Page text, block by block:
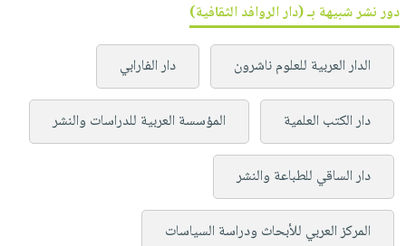
دور نشر شبيهة بـ (دار الروافد الثقافية)
الدار العربية للعلوم ناشرون دار الفارابي
دار الكتب العلمية المؤسسة العربية للدراسات والنشر
دار الساقي للطباعة والنشر
المركز العربي للأبحاث ودراسة السياسات